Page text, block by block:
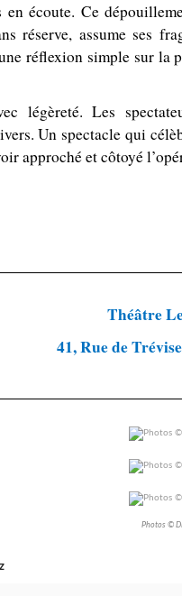
en écoute. Ce
réserve, assume ses
réflexion simple sur la
légèreté. Les
Un spectacle qui
approché et côtoyé
Théâtre
41, Rue de
Photos ©